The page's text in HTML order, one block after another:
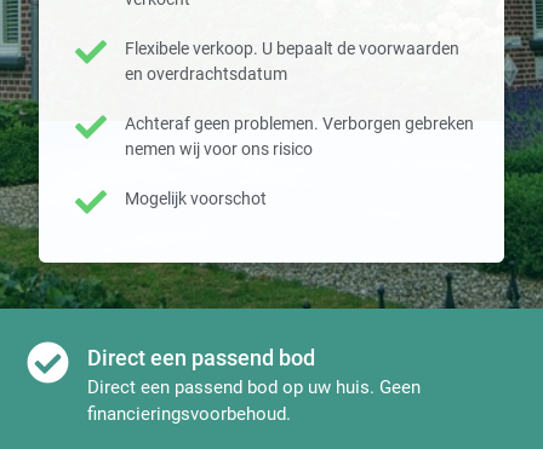
Flexibele verkoop. U bepaalt de voorwaarden
en overdrachtsdatum
Achteraf geen problemen. Verborgen gebreken
nemen wij voor ons risico
Mogelijk voorschot
Direct een passend bod
Direct een passend bod op uw huis. Geen
financieringsvoorbehoud.